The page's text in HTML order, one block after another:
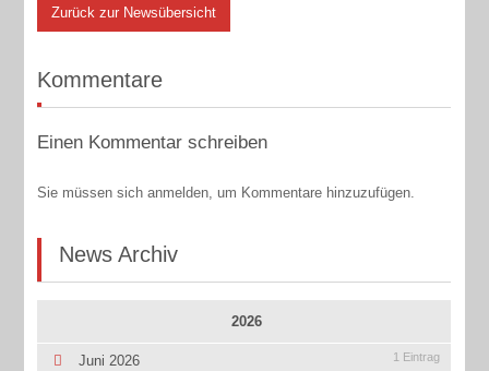
Zurück zur Newsübersicht
Kommentare
Einen Kommentar schreiben
Sie müssen sich anmelden, um Kommentare hinzuzufügen.
News Archiv
2026
Juni 2026 1 Eintrag